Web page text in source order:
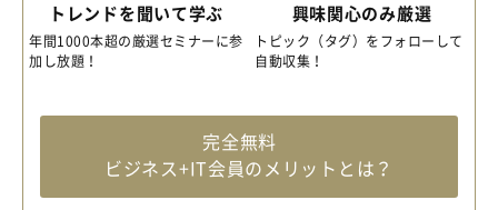
トレンドを聞いて学ぶ
年間1000本超の厳選セミナーに参
加し放題！
興味関心のみ厳選
トピック（タグ）をフォローして
自動収集！
完全無料
ビジネス+IT会員のメリットとは？